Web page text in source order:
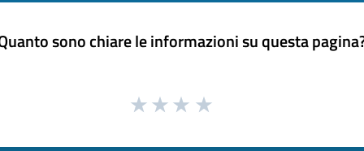
sono chiare le informazioni su questa